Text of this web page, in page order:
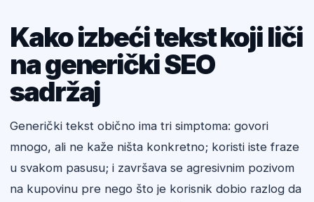
Kako izbeći tekst koji liči
na generički SEO
sadržaj
Generički tekst obično ima tri simptoma: govori
mnogo, ali ne kaže ništa konkretno; koristi iste fraze
u svakom pasusu; i završava se agresivnim pozivom
na kupovinu pre nego što je korisnik dobio razlog da